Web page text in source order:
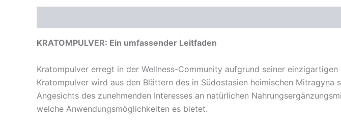
KRATOMPULVER: Ein umfassender Leitfaden
Kratompulver erregt in der Wellness-Community aufgrund seiner
Kratompulver wird aus den Blättern des in Südostasien heimischen
Angesichts des zunehmenden Interesses an natürlichen
welche Anwendungsmöglichkeiten es bietet.